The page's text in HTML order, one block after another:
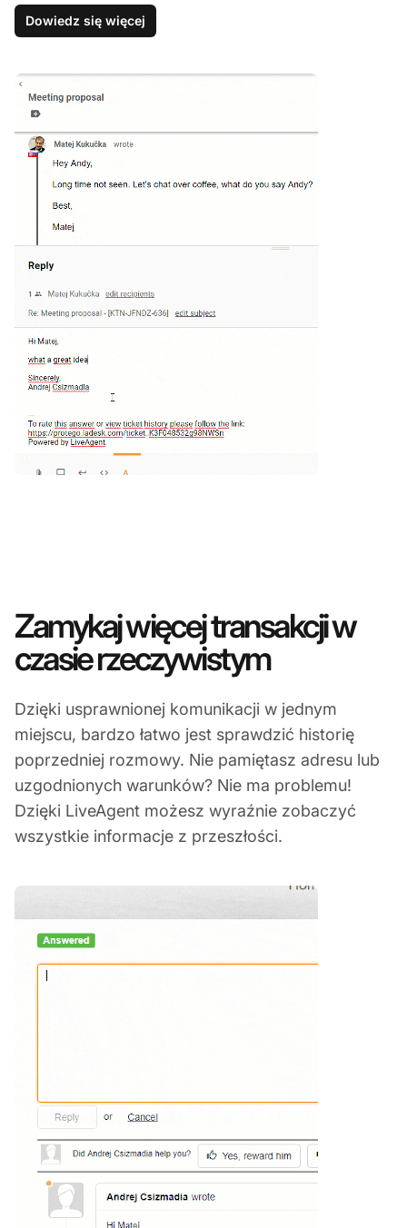
Dowiedz się więcej
Zamykaj więcej transakcji w
czasie rzeczywistym
Dzięki usprawnionej komunikacji w jednym
miejscu, bardzo łatwo jest sprawdzić historię
poprzedniej rozmowy. Nie pamiętasz adresu lub
uzgodnionych warunków? Nie ma problemu!
Dzięki LiveAgent możesz wyraźnie zobaczyć
wszystkie informacje z przeszłości.